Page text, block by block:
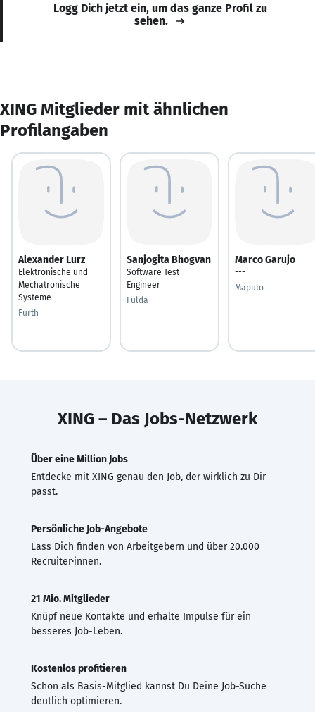
Logg Dich jetzt ein, um das ganze Profil zu
sehen.
XING Mitglieder mit ähnlichen
Profilangaben
Alexander Lurz
Elektronische und
Mechatronische
Systeme
Fürth
Sanjogita Bhogvan
Software Test
Engineer
Fulda
Marco Garujo
---
Maputo
XING – Das Jobs-Netzwerk
Über eine Million Jobs
Entdecke mit XING genau den Job, der wirklich zu Dir
passt.
Persönliche Job-Angebote
Lass Dich finden von Arbeitgebern und über 20.000
Recruiter·innen.
21 Mio. Mitglieder
Knüpf neue Kontakte und erhalte Impulse für ein
besseres Job-Leben.
Kostenlos profitieren
Schon als Basis-Mitglied kannst Du Deine Job-Suche
deutlich optimieren.